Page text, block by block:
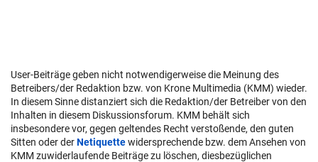
User-Beiträge geben nicht notwendigerweise die Meinung des
Betreibers/der Redaktion bzw. von Krone Multimedia (KMM) wieder.
In diesem Sinne distanziert sich die Redaktion/der Betreiber von den
Inhalten in diesem Diskussionsforum. KMM behält sich
insbesondere vor, gegen geltendes Recht verstoßende, den guten
Sitten oder derNetiquettewidersprechende bzw. dem Ansehen von
KMM zuwiderlaufende Beiträge zu löschen, diesbezüglichen